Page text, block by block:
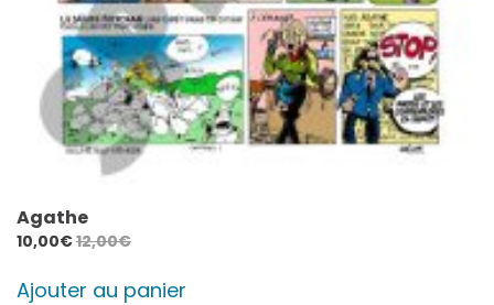
Agathe
10,00€12,00€
Ajouter au panier